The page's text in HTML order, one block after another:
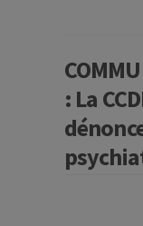
: La